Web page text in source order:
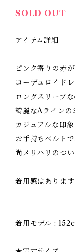
SOLD OUT
アイテム詳細
ピンク寄りの赤
コーデュロイド
ロングスリーブ
綺麗なAラインの
カジュアルな印
お手持ちベルト
尚メリハリのつ
着用感はありま
着用モデル :